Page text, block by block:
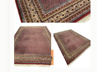
Gratis verzending